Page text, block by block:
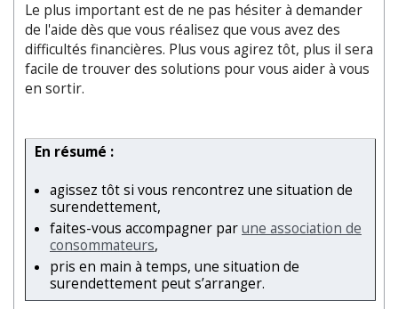
Le plus important est de ne pas hésiter à demander
de l'aide dès que vous réalisez que vous avez des
difficultés financières. Plus vous agirez tôt, plus il sera
facile de trouver des solutions pour vous aider à vous
en sortir.
En résumé :
agissez tôt si vous rencontrez une situation de
surendettement,
faites-vous accompagner parune association de
consommateurs,
pris en main à temps, une situation de
surendettement peut s’arranger.